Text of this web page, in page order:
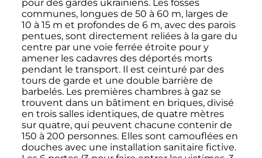
pour des gardes ukrainiens. Les fosses
communes, longues de 50 à 60 m, larges de
10 à 15 m et profondes de 6 m, avec des parois
pentues, sont directement reliées à la gare du
centre par une voie ferrée étroite pour y
amener les cadavres des déportés morts
pendant le transport. Il est ceinturé par des
tours de garde et une double barrière de
barbelés. Les premières chambres à gaz se
trouvent dans un bâtiment en briques, divisé
en trois salles identiques, de quatre mètres
sur quatre, qui peuvent chacune contenir de
150 à 200 personnes. Elles sont camouflées en
douches avec une installation sanitaire fictive.